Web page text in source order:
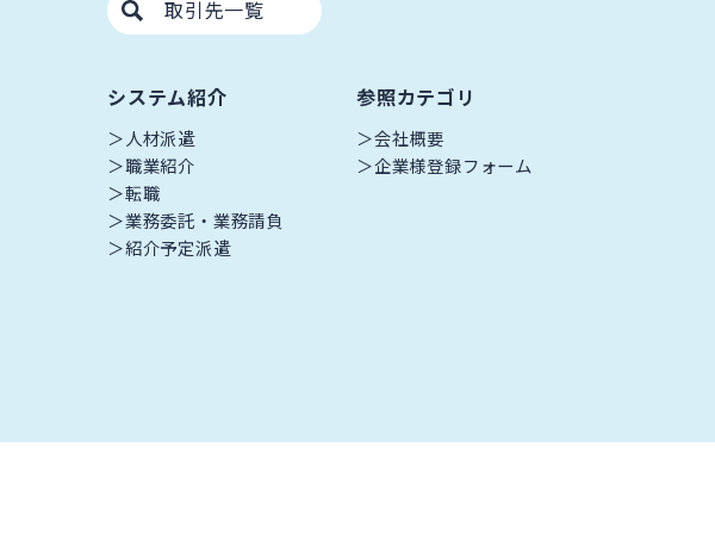
取引先一覧
システム紹介
人材派遣
職業紹介
転職
業務委託・業務請負
紹介予定派遣
参照カテゴリ
会社概要
企業様登録フォーム